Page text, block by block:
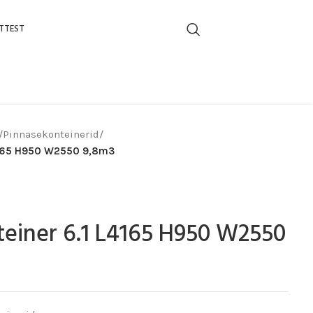
/Pinnasekonteinerid/
H950 W2550 9,8m3
6.1 L4165 H950 W2550